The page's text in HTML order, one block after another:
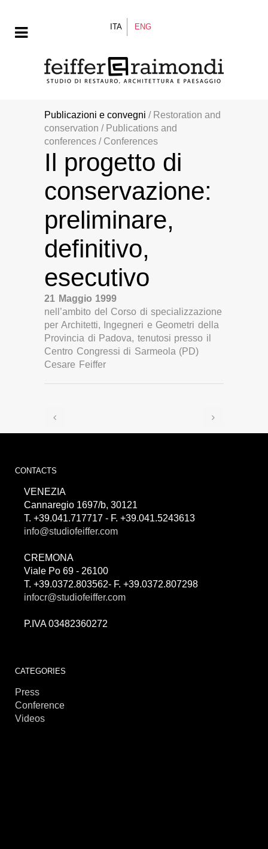
ITA ENG
Publicazioni e convegni / Restoration and
conservation / Publications and
conferences / Conferences
Il progetto di
conservazione:
preliminare,
definitivo,
esecutivo
21 Maggio 1999
nell’ambito del Corso di specializzazione
per Architetti, Ingegneri e Geometri della
Provincia di Padova, tenutosi presso il
Centro Congressi di Sarmeola (PD)
Cesare Feiffer
CONTACTS
VENEZIA
Cannaregio 1697/b, 30121
T. +39.041.717717 - F. +39.041.5243613
info@studiofeiffer.com
CREMONA
Viale Po 69 - 26100
T. +39.0372.803562- F. +39.0372.807298
infocr@studiofeiffer.com
P.IVA 03482360272
CATEGORIES
Press
Conference
Videos